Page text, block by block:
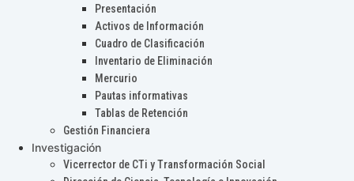
Presentación
Activos de Información
Cuadro de Clasificación
Inventario de Eliminación
Mercurio
Pautas informativas
Tablas de Retención
Gestión Financiera
Investigación
Vicerrector de CTi y Transformación Social